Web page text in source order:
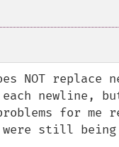
NOT replace
each
for me
still being